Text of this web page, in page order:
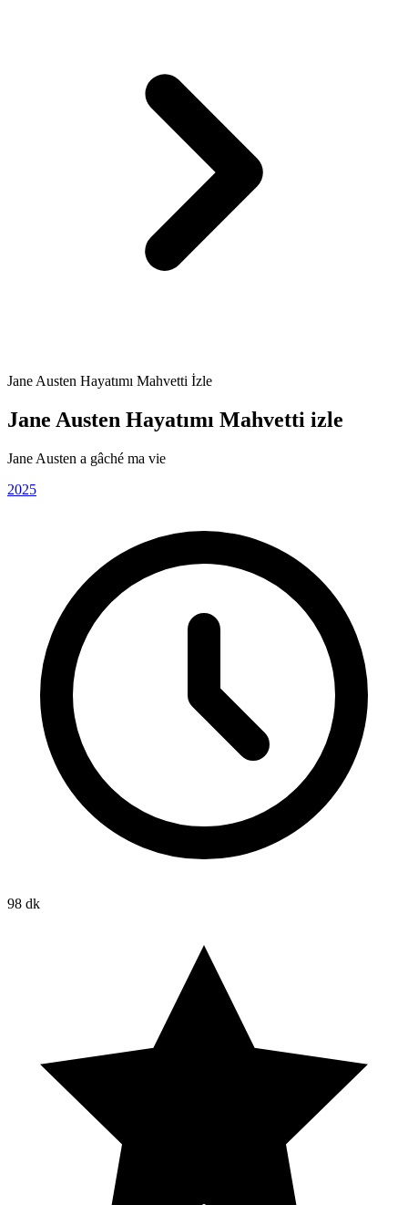
Jane Austen Hayatımı Mahvetti İzle
Jane Austen Hayatımı Mahvetti izle
Jane Austen a gâché ma vie
2025
98 dk